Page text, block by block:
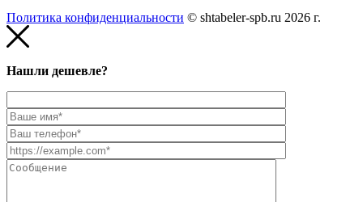
Политика конфиденциальности © shtabeler-spb.ru 2026 г.
Нашли дешевле?